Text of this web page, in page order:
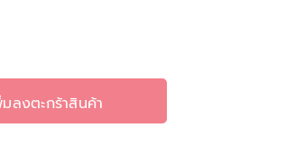
มลงตะกร้าสินค้า